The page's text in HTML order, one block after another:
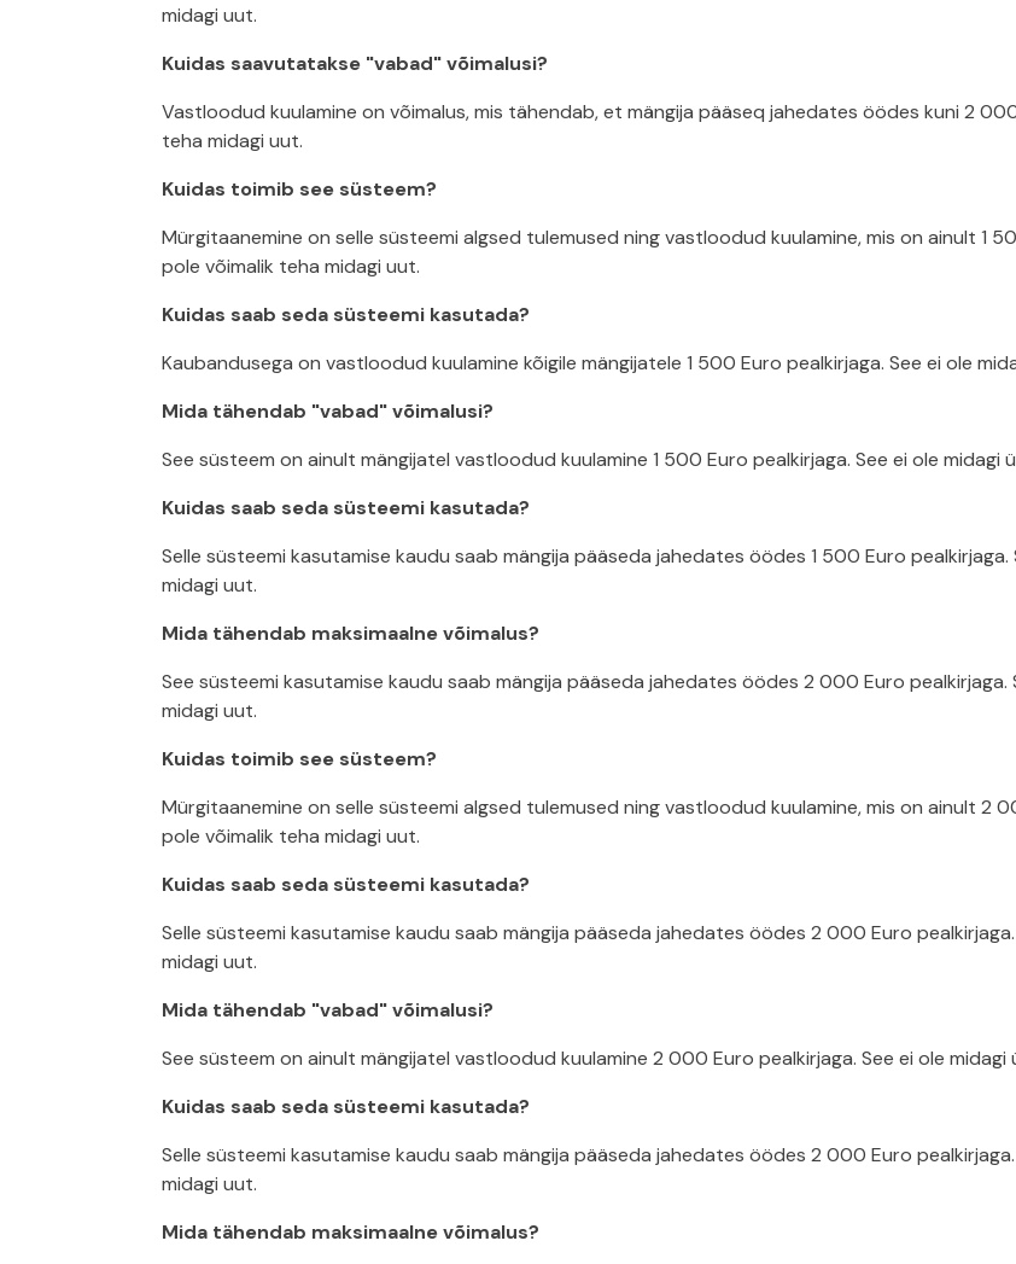
midagi uut.
Kuidas saavutatakse "vabad" võimalusi?
Vastloodud kuulamine on võimalus, mis tähendab, et mängija pääseq jahedates öödes kuni 2
teha midagi uut.
Kuidas toimib see süsteem?
Mürgitaanemine on selle süsteemi algsed tulemused ning vastloodud kuulamine, mis on ainult 1
pole võimalik teha midagi uut.
Kuidas saab seda süsteemi kasutada?
Kaubandusega on vastloodud kuulamine kõigile mängijatele 1 500 Euro pealkirjaga. See ei ole
Mida tähendab "vabad" võimalusi?
See süsteem on ainult mängijatel vastloodud kuulamine 1 500 Euro pealkirjaga. See ei ole midagi
Kuidas saab seda süsteemi kasutada?
Selle süsteemi kasutamise kaudu saab mängija pääseda jahedates öödes 1 500 Euro
midagi uut.
Mida tähendab maksimaalne võimalus?
See süsteemi kasutamise kaudu saab mängija pääseda jahedates öödes 2 000 Euro
midagi uut.
Kuidas toimib see süsteem?
Mürgitaanemine on selle süsteemi algsed tulemused ning vastloodud kuulamine, mis on ainult 2
pole võimalik teha midagi uut.
Kuidas saab seda süsteemi kasutada?
Selle süsteemi kasutamise kaudu saab mängija pääseda jahedates öödes 2 000 Euro
midagi uut.
Mida tähendab "vabad" võimalusi?
See süsteem on ainult mängijatel vastloodud kuulamine 2 000 Euro pealkirjaga. See ei ole
Kuidas saab seda süsteemi kasutada?
Selle süsteemi kasutamise kaudu saab mängija pääseda jahedates öödes 2 000 Euro
midagi uut.
Mida tähendab maksimaalne võimalus?